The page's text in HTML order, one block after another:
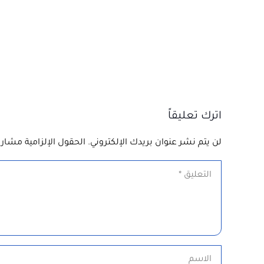
اترك تعليقاً
لن يتم نشر عنوان بريدك الإلكتروني. الحقول الإلزامية مشار